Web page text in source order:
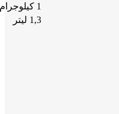
1 كيلوجرام
1,3 ليتر